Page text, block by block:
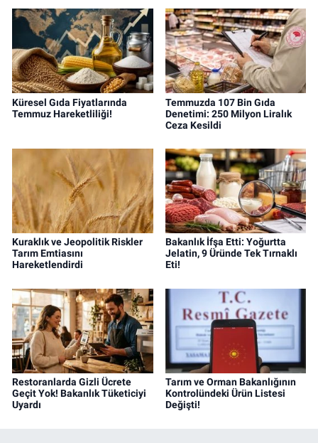
Küresel Gıda Fiyatlarında
Temmuz Hareketliliği!
Temmuzda 107 Bin Gıda
Denetimi: 250 Milyon Liralık
Ceza Kesildi
Kuraklık ve Jeopolitik Riskler
Tarım Emtiasını
Hareketlendirdi
Bakanlık İfşa Etti: Yoğurtta
Jelatin, 9 Üründe Tek Tırnaklı
Eti!
Restoranlarda Gizli Ücrete
Geçit Yok! Bakanlık Tüketiciyi
Uyardı
Tarım ve Orman Bakanlığının
Kontrolündeki Ürün Listesi
Değişti!